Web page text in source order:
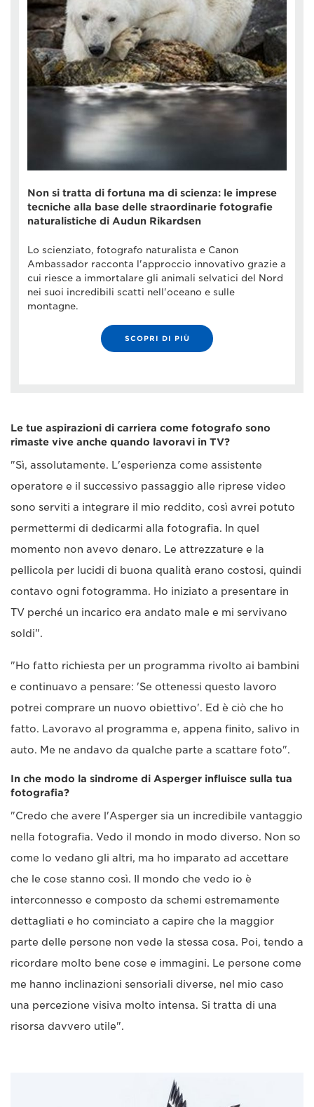
Non si tratta di fortuna ma di scienza: le imprese
tecniche alla base delle straordinarie fotografie
naturalistiche di Audun Rikardsen
Lo scienziato, fotografo naturalista e Canon
Ambassador racconta l'approccio innovativo grazie a
cui riesce a immortalare gli animali selvatici del Nord
nei suoi incredibili scatti nell'oceano e sulle
montagne.
SCOPRI DI PIÙ
Le tue aspirazioni di carriera come fotografo sono
rimaste vive anche quando lavoravi in TV?
"Sì, assolutamente. L'esperienza come assistente
operatore e il successivo passaggio alle riprese video
sono serviti a integrare il mio reddito, così avrei potuto
permettermi di dedicarmi alla fotografia. In quel
momento non avevo denaro. Le attrezzature e la
pellicola per lucidi di buona qualità erano costosi, quindi
contavo ogni fotogramma. Ho iniziato a presentare in
TV perché un incarico era andato male e mi servivano
soldi".
"Ho fatto richiesta per un programma rivolto ai bambini
e continuavo a pensare: 'Se ottenessi questo lavoro
potrei comprare un nuovo obiettivo'. Ed è ciò che ho
fatto. Lavoravo al programma e, appena finito, salivo in
auto. Me ne andavo da qualche parte a scattare foto".
In che modo la sindrome di Asperger influisce sulla tua
fotografia?
"Credo che avere l'Asperger sia un incredibile vantaggio
nella fotografia. Vedo il mondo in modo diverso. Non so
come lo vedano gli altri, ma ho imparato ad accettare
che le cose stanno così. Il mondo che vedo io è
interconnesso e composto da schemi estremamente
dettagliati e ho cominciato a capire che la maggior
parte delle persone non vede la stessa cosa. Poi, tendo a
ricordare molto bene cose e immagini. Le persone come
me hanno inclinazioni sensoriali diverse, nel mio caso
una percezione visiva molto intensa. Si tratta di una
risorsa davvero utile".